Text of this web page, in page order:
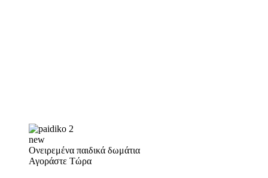
new
Ονειρεμένα παιδικά δωμάτια
Αγοράστε Τώρα